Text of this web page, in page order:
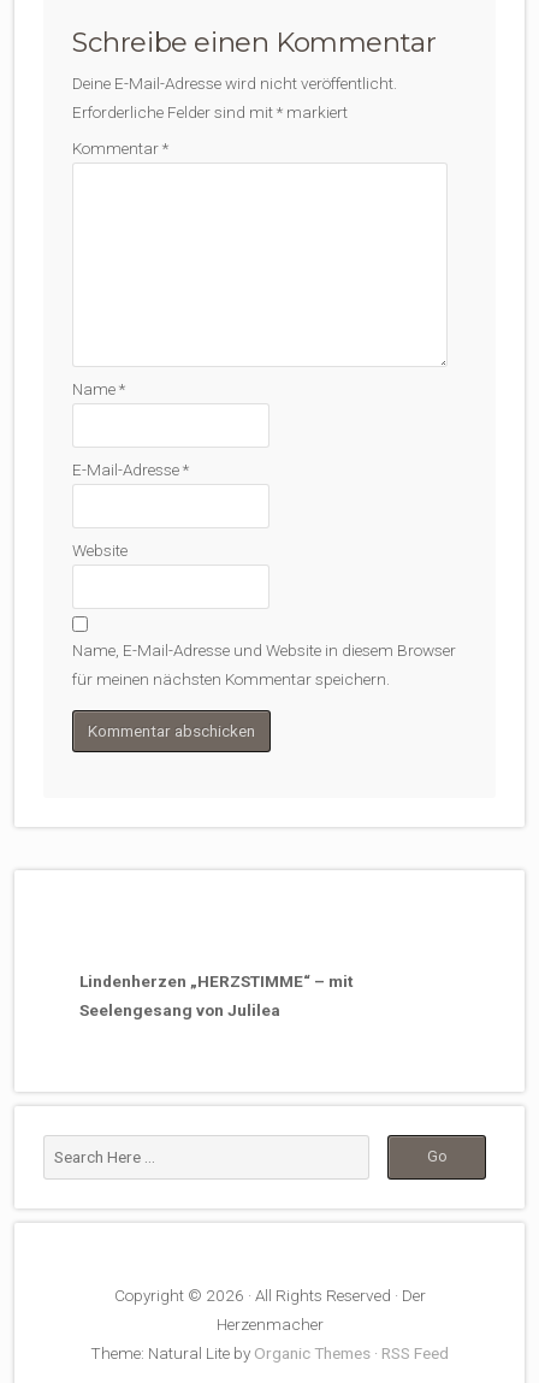
Schreibe einen Kommentar
Deine E-Mail-Adresse wird nicht veröffentlicht.
Erforderliche Felder sind mit* markiert
Kommentar*
Name*
E-Mail-Adresse*
Website
Name, E-Mail-Adresse und Website in diesem Browser
für meinen nächsten Kommentar speichern.
Lindenherzen „HERZSTIMME“ – mit
Seelengesang von Julilea
Copyright © 2026 · All Rights Reserved · Der
Herzenmacher
Theme: Natural Lite by Organic Themes · RSS Feed